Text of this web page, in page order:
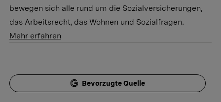
bewegen sich alle rund um die Sozialversicherungen,
das Arbeitsrecht, das Wohnen und Sozialfragen.
Mehr erfahren
Bevorzugte Quelle